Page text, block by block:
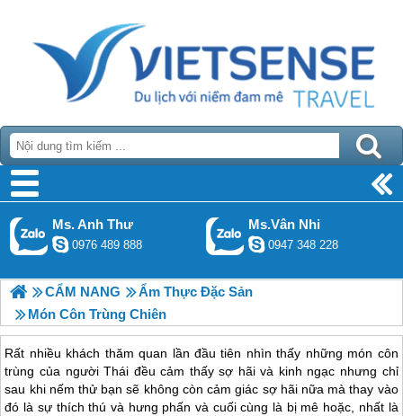
Ms. Anh Thư
0976 489 888
Ms.Vân Nhi
0947 348 228
CẨM NANG
Ẩm Thực Đặc Sản
Món Côn Trùng Chiên
Rất nhiều khách thăm quan lần đầu tiên nhìn thấy những món côn
trùng của người Thái đều cảm thấy sợ hãi và kinh ngạc nhưng chỉ
sau khi nếm thử bạn sẽ không còn cảm giác sợ hãi nữa mà thay vào
đó là sự thích thú và hưng phấn và cuối cùng là bị mê hoặc, nhất là